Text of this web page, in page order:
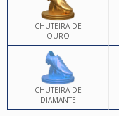
CHUTEIRA DE
OURO
CHUTEIRA DE
DIAMANTE